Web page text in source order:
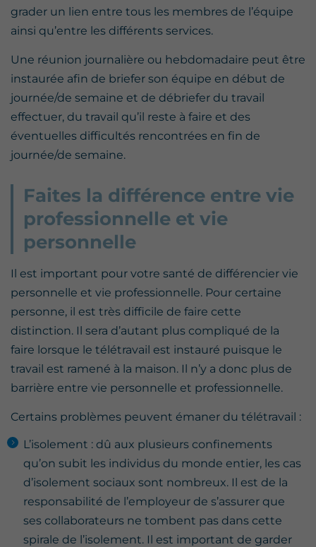
grader un lien entre tous les membres de l’équipe
ainsi qu’entre les différents services.
Une réunion journalière ou hebdomadaire peut être
instaurée afin de briefer son équipe en début de
journée/de semaine et de débriefer du travail
effectuer, du travail qu’il reste à faire et des
éventuelles difficultés rencontrées en fin de
journée/de semaine.
Faites la différence entre vie
professionnelle et vie
personnelle
Il est important pour votre santé de différencier vie
personnelle et vie professionnelle. Pour certaine
personne, il est très difficile de faire cette
distinction. Il sera d’autant plus compliqué de la
faire lorsque le télétravail est instauré puisque le
travail est ramené à la maison. Il n’y a donc plus de
barrière entre vie personnelle et professionnelle.
Certains problèmes peuvent émaner du télétravail :
L’isolement : dû aux plusieurs confinements
qu’on subit les individus du monde entier, les cas
d’isolement sociaux sont nombreux. Il est de la
responsabilité de l’employeur de s’assurer que
ses collaborateurs ne tombent pas dans cette
spirale de l’isolement. Il est important de garder